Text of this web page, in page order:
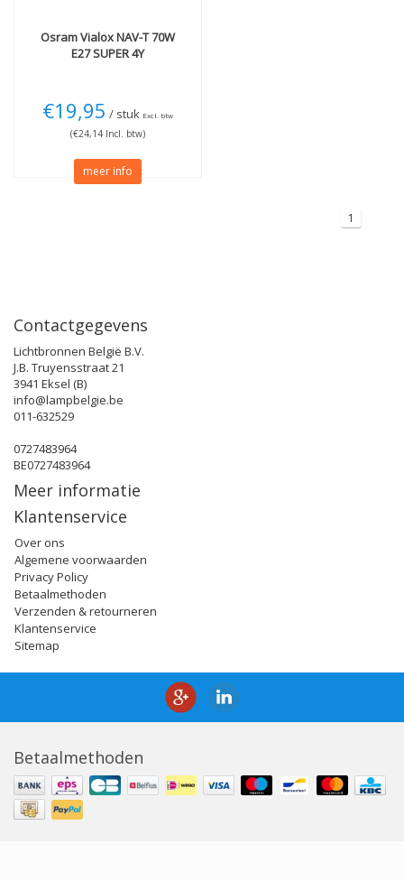
OsramVialox NAV-T 70W
E27 SUPER 4Y
€19,95 / stuk Excl. btw
(€24,14 Incl. btw)
meer info
1
Contactgegevens
Lichtbronnen België B.V.
J.B. Truyensstraat 21
3941 Eksel (B)
info@lampbelgie.be
011-632529
0727483964
BE0727483964
Meer informatie
Klantenservice
Over ons
Algemene voorwaarden
Privacy Policy
Betaalmethoden
Verzenden & retourneren
Klantenservice
Sitemap
Betaalmethoden